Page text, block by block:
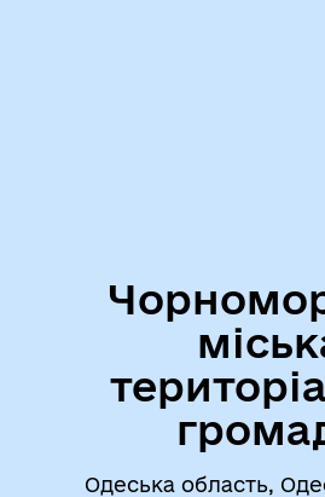
Одеська область,